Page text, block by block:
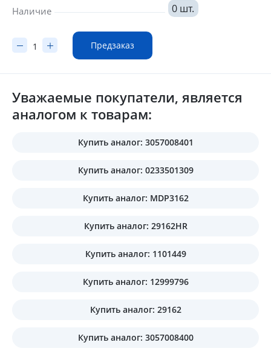
Наличие
0 шт.
Предзаказ
Уважаемые покупатели, является
аналогом к товарам:
Купить аналог: 3057008401
Купить аналог: 0233501309
Купить аналог: MDP3162
Купить аналог: 29162HR
Купить аналог: 1101449
Купить аналог: 12999796
Купить аналог: 29162
Купить аналог: 3057008400